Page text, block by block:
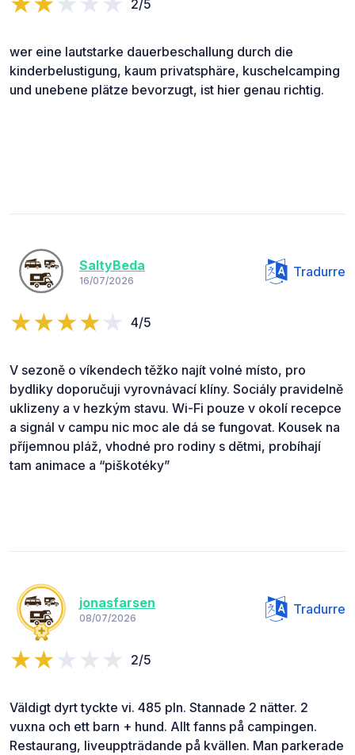
2/5
wer eine lautstarke dauerbeschallung durch die
kinderbelustigung, kaum privatsphäre, kuschelcamping
und unebene plätze bevorzugt, ist hier genau richtig.
SaltyBeda
16/07/2026
Tradurre
4/5
V sezoně o víkendech těžko najít volné místo, pro
bydliky doporučuji vyrovnávací klíny. Sociály pravidelně
uklizeny a v hezkým stavu. Wi-Fi pouze v okolí recepce
a signál v campu nic moc ale dá se fungovat. Kousek na
příjemnou pláž, vhodné pro rodiny s dětmi, probíhají
tam animace a “piškotéky”
jonasfarsen
08/07/2026
Tradurre
2/5
Väldigt dyrt tyckte vi. 485 pln. Stannade 2 nätter. 2
vuxna och ett barn + hund. Allt fanns på campingen.
Restaurang, liveuppträdande på kvällen. Man parkerade